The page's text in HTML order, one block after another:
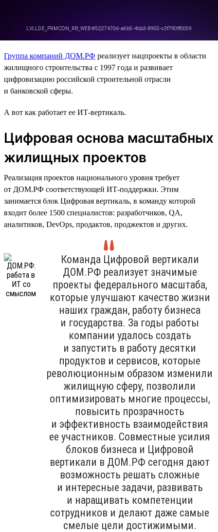
Группа компаний ДОМ.РФ реализует нацпроекты в области
жилищного строительства с 1997 года и развивает
цифровизацию российской строительной отрасли
и банковской сферы.
А вот как работает ее ИТ-вертикаль.
Цифровая основа масштабных
жилищных проектов
Реализация проектов национального уровня требует
от ДОМ.РФ соответствующей ИТ-поддержки. Этим
занимается блок Цифровая вертикаль, в команду которой
входит более 1500 специалистов: разработчиков, QA,
аналитиков, DevOps, продактов, проджектов и других.
Команда Цифровой вертикали
ДОМ.РФ реализует значимые
проекты федерального масштаба,
которые улучшают качество жизни
наших граждан, работу бизнеса
и государства. За годы работы
компании удалось создать
и запустить в работу десятки
продуктов и сервисов, которые
революционным образом изменили
жилищную сферу, позволили
оптимизировать многие процессы,
повысить прозрачность
и эффективность взаимодействия
ее участников. Совместные усилия
блоков бизнеса и Цифровой
вертикали в ДОМ.РФ сегодня дают
возможность решать сложные
и интересные задачи, развивать
и наращивать компетенции
сотрудников и делают даже самые
смелые цели достижимыми.